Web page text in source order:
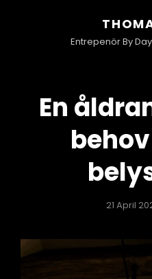
Entrepenör By
En
21 April